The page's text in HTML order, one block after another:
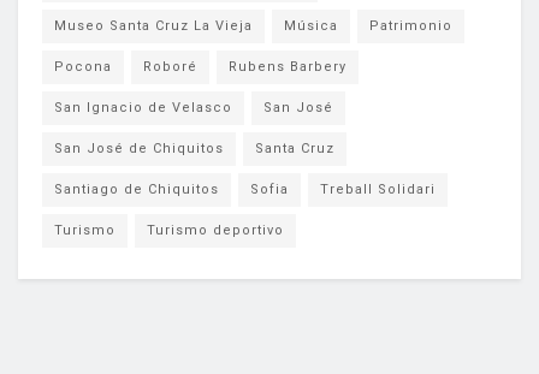
Museo Santa Cruz La Vieja Música Patrimonio
Pocona Roboré Rubens Barbery
San Ignacio de Velasco San José
San José de Chiquitos Santa Cruz
Santiago de Chiquitos Sofia Treball Solidari
Turismo Turismo deportivo